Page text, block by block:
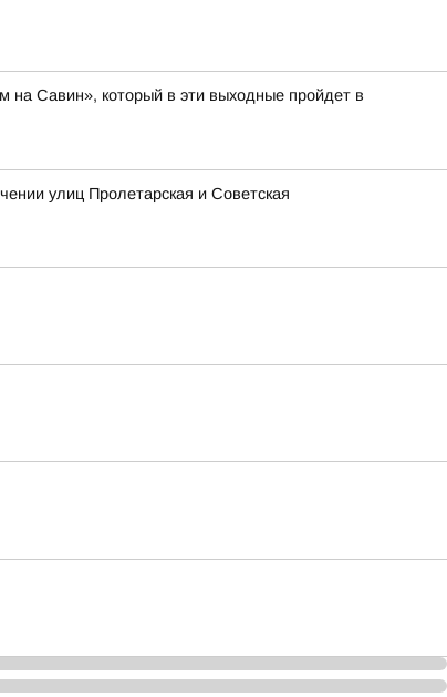
на Савин», который в эти выходные пройдет в
улиц Пролетарская и Советская